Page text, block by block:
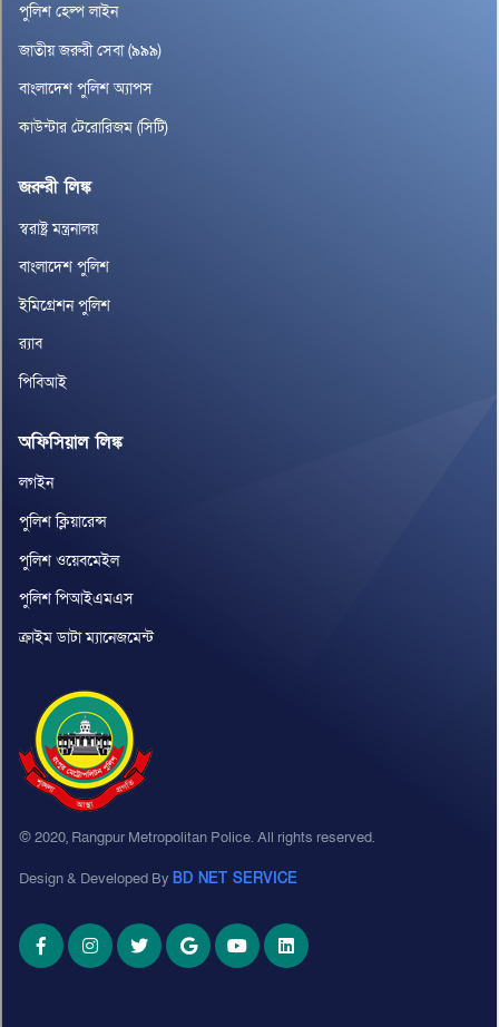
পুলিশ হেল্প লাইন
জাতীয় জরুরী সেবা (৯৯৯)
বাংলাদেশ পুলিশ অ্যাপস
কাউন্টার টেরোরিজম (সিটি)
জরুরী লিঙ্ক
স্বরাষ্ট্র মন্ত্রনালয়
বাংলাদেশ পুলিশ
ইমিগ্রেশন পুলিশ
র‌্যাব
পিবিআই
অফিসিয়াল লিঙ্ক
লগইন
পুলিশ ক্লিয়ারেন্স
পুলিশ ওয়েবমেইল
পুলিশ পিআইএমএস
ক্রাইম ডাটা ম্যানেজমেন্ট
© 2020, Rangpur Metropolitan Police. All rights reserved.
Design & Developed By BD NET SERVICE